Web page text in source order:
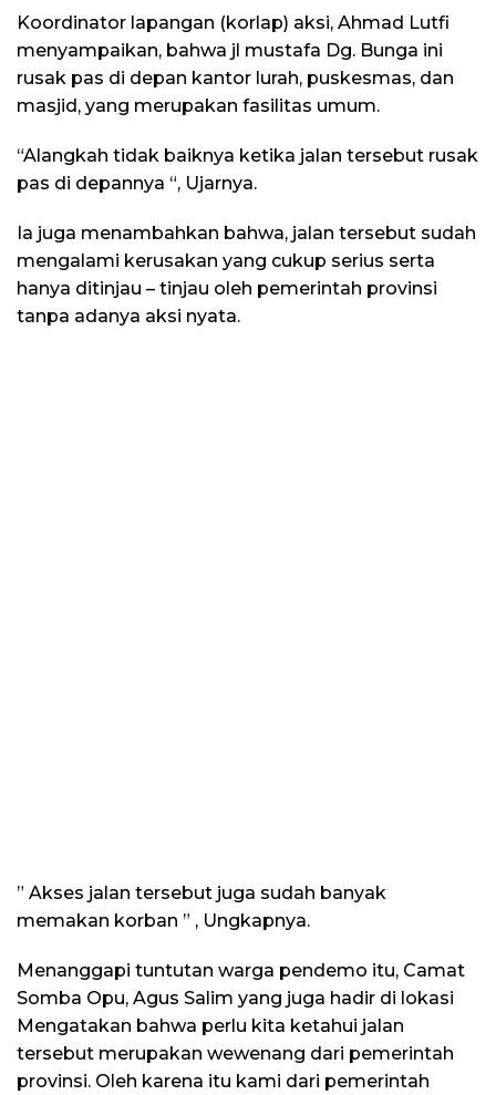
Koordinator lapangan (korlap) aksi, Ahmad Lutfi
menyampaikan, bahwa jl mustafa Dg. Bunga ini
rusak pas di depan kantor lurah, puskesmas, dan
masjid, yang merupakan fasilitas umum.
“Alangkah tidak baiknya ketika jalan tersebut rusak
pas di depannya “, Ujarnya.
Ia juga menambahkan bahwa, jalan tersebut sudah
mengalami kerusakan yang cukup serius serta
hanya ditinjau – tinjau oleh pemerintah provinsi
tanpa adanya aksi nyata.
” Akses jalan tersebut juga sudah banyak
memakan korban ” , Ungkapnya.
Menanggapi tuntutan warga pendemo itu, Camat
Somba Opu, Agus Salim yang juga hadir di lokasi
Mengatakan bahwa perlu kita ketahui jalan
tersebut merupakan wewenang dari pemerintah
provinsi. Oleh karena itu kami dari pemerintah